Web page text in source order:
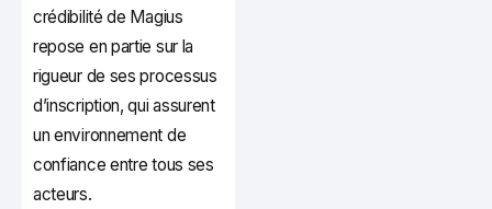
crédibilité de Magius
repose en partie sur la
rigueur de ses processus
d’inscription, qui assurent
un environnement de
confiance entre tous ses
acteurs.